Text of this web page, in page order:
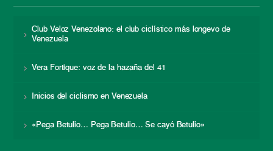
Club Veloz Venezolano: el club ciclístico más longevo de
Venezuela
Vera Fortique: voz de la hazaña del 41
Inicios del ciclismo en Venezuela
«Pega Betulio… Pega Betulio… Se cayó Betulio»